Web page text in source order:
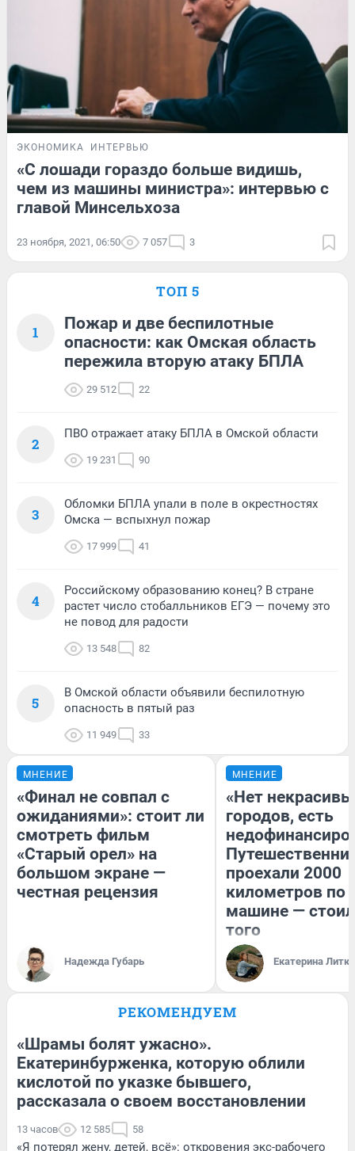
ЭКОНОМИКА ИНТЕРВЬЮ
«С лошади гораздо больше видишь,
чем из машины министра»: интервью с
главой Минсельхоза
23 ноября, 2021, 06:50 7 057 3
ТОП 5
1
Пожар и две беспилотные
опасности: как Омская область
пережила вторую атаку БПЛА
29 512 22
2
ПВО отражает атаку БПЛА в Омской области
19 231 90
3
Обломки БПЛА упали в поле в окрестностях
Омска — вспыхнул пожар
17 999 41
4
Российскому образованию конец? В стране
растет число стобалльников ЕГЭ — почему это
не повод для радости
13 548 82
5
В Омской области объявили беспилотную
опасность в пятый раз
11 949 33
МНЕНИЕ
«Финал не совпал с
ожиданиями»: стоит ли
смотреть фильм
«Старый орел» на
большом экране —
честная рецензия
Надежда Губарь
МНЕНИЕ
«Нет
городов, есть
проехали 2000
километров по
машине —
того
Екатерина
РЕКОМЕНДУЕМ
«Шрамы болят ужасно».
Екатеринбурженка, которую облили
кислотой по указке бывшего,
рассказала о своем восстановлении
13 часов 12 585 58
«Я потерял жену, детей, всё»: откровения экс-рабочего